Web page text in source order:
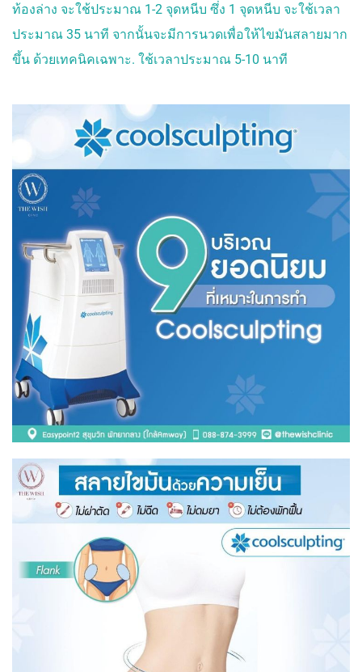
ท้องล่าง จะใช้ประมาณ 1-2 จุดหนีบ ซึ่ง 1 จุดหนีบ จะใช้เวลา
ประมาณ 35 นาที จากนั้นจะมีการนวดเพื่อให้ไขมันสลายมาก
ขึ้น ด้วยเทคนิคเฉพาะ. ใช้เวลาประมาณ 5-10 นาที